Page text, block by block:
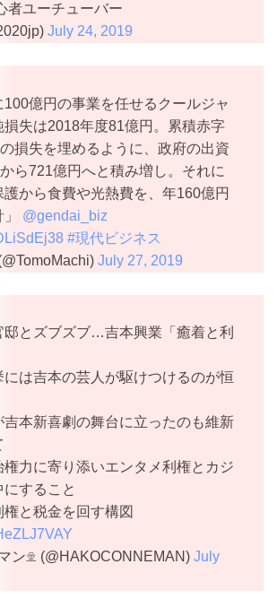
者ユーチューバー
July 24, 2019
100億円の事業を任せるクールジャ
損失は2018年度81億円。累積赤字
損失を埋めるように、政府の出資
ら721億円へと積み増し。それに
護から食費や光熱費を、年160億円
@gendai_biz
#現代ビジネス
July 27, 2019
邸とズブズブ…吉本興業「癒着と利
には吉本の芸人が駆けつけるのが恒
吉本新喜劇の舞台に立ったのも維新
権力に寄り添いエンタメ利権とカジ
にすること
権と税金を回す構図
𓁷 (@HAKOCONNEMAN) July